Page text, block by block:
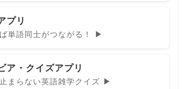
プリ
単語同士がつながる！ ▶
ア・クイズアプリ
止まらない英語雑学クイズ ▶